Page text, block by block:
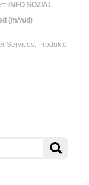
INFO SOZIAL
(m/w/d)
Services, Produkte